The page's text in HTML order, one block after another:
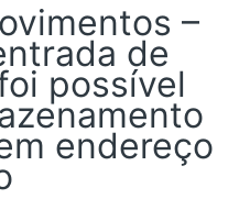
–
de
possível
endereço